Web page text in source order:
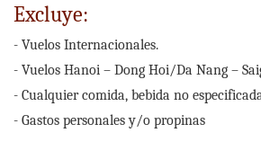
Excluye:
- Vuelos Internacionales.
- Vuelos Hanoi – Dong Hoi/Da Nang –
- Cualquier comida, bebida no
- Gastos personales y/o propinas